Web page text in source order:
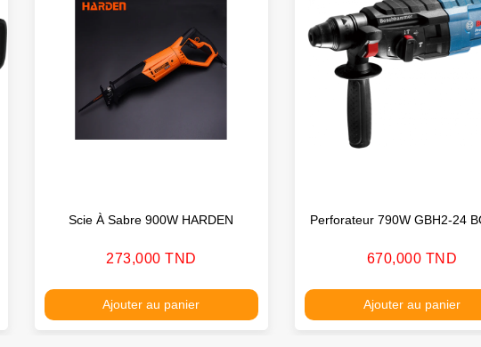
Scie À Sabre 900W HARDEN
Prix
273,000 TND
Ajouter au panier
Perforateur 790W GBH2-24
Prix
670,000 TND
Ajouter au panier